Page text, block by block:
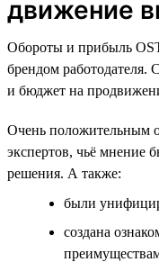
движение
Обороты и прибыль
брендом работодателя.
и бюджет на
Очень положительным
экспертов, чьё мнение
решения. А также:
были
создана